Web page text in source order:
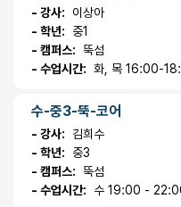
- 강사:
이상아
- 학년:
중1
- 캠퍼스:
뚝섬
- 수업시간: 화, 목 16:00-
수-중3-뚝-코어
- 강사:
김희수
- 학년:
중3
- 캠퍼스:
뚝섬
- 수업시간:
수 19:00 -